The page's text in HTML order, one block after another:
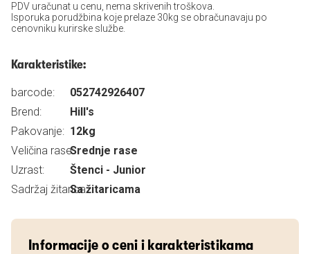
PDV uračunat u cenu, nema skrivenih troškova.
Isporuka porudžbina koje prelaze 30kg se obračunavaju po
cenovniku kurirske službe.
Karakteristike:
barcode:
052742926407
Brend:
Hill's
Pakovanje: 12kg
Veličina rase:Srednje rase
Uzrast:
Štenci - Junior
Sadržaj žitarica:Sa žitaricama
Informacije o ceni i karakteristikama